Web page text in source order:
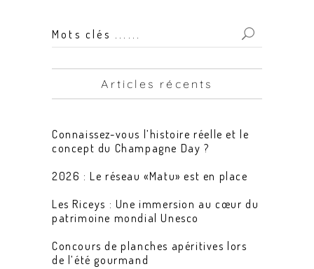
Mots
clés
...
Articles récents
Connaissez-vous l’histoire réelle et le
concept du Champagne Day ?
2026 : Le réseau «Matu» est en place
Les Riceys : Une immersion au cœur du
patrimoine mondial Unesco
Concours de planches apéritives lors
de l’été gourmand